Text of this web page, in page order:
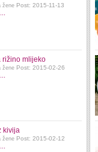
žene Post: 2015-11-13
rižino mlijeko
žene Post: 2015-02-26
kivija
žene Post: 2015-02-12